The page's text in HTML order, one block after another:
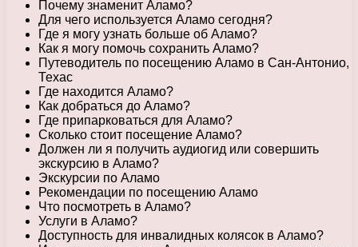
Почему знаменит Аламо?
Для чего используется Аламо сегодня?
Где я могу узнать больше об Аламо?
Как я могу помочь сохранить Аламо?
Путеводитель по посещению Аламо в Сан-Антонио,
Техас
Где находится Аламо?
Как добраться до Аламо?
Где припарковаться для Аламо?
Сколько стоит посещение Аламо?
Должен ли я получить аудиогид или совершить
экскурсию в Аламо?
Экскурсии по Аламо
Рекомендации по посещению Аламо
Что посмотреть в Аламо?
Услуги в Аламо?
Доступность для инвалидных колясок в Аламо?